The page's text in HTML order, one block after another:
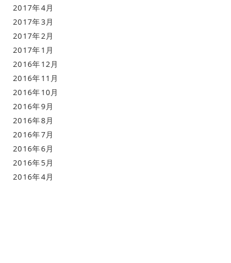
2017年4月
2017年3月
2017年2月
2017年1月
2016年12月
2016年11月
2016年10月
2016年9月
2016年8月
2016年7月
2016年6月
2016年5月
2016年4月